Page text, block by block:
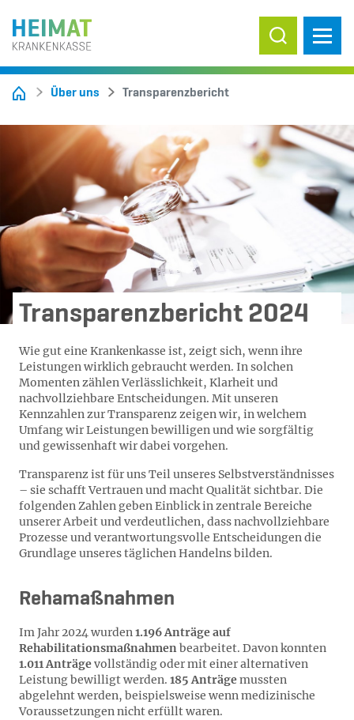
Suche ein-/
Über uns Transparenzbericht
Transparenzbericht 2024
Wie gut eine Krankenkasse ist, zeigt sich, wenn ihre
Leistungen wirklich gebraucht werden. In solchen
Momenten zählen Verlässlichkeit, Klarheit und
nachvollziehbare Entscheidungen. Mit unseren
Kennzahlen zur Transparenz zeigen wir, in welchem
Umfang wir Leistungen bewilligen und wie sorgfältig
und gewissenhaft wir dabei vorgehen.
Transparenz ist für uns Teil unseres Selbstverständnisses
– sie schafft Vertrauen und macht Qualität sichtbar. Die
folgenden Zahlen geben Einblick in zentrale Bereiche
unserer Arbeit und verdeutlichen, dass nachvollziehbare
Prozesse und verantwortungsvolle Entscheidungen die
Grundlage unseres täglichen Handelns bilden.
Rehamaßnahmen
Im Jahr 2024 wurden1.196 Anträge auf
Rehabilitationsmaßnahmenbearbeitet. Davon konnten
1.011 Anträgevollständig oder mit einer alternativen
Leistung bewilligt werden. 185 Anträgemussten
abgelehnt werden, beispielsweise wenn medizinische
Voraussetzungen nicht erfüllt waren.